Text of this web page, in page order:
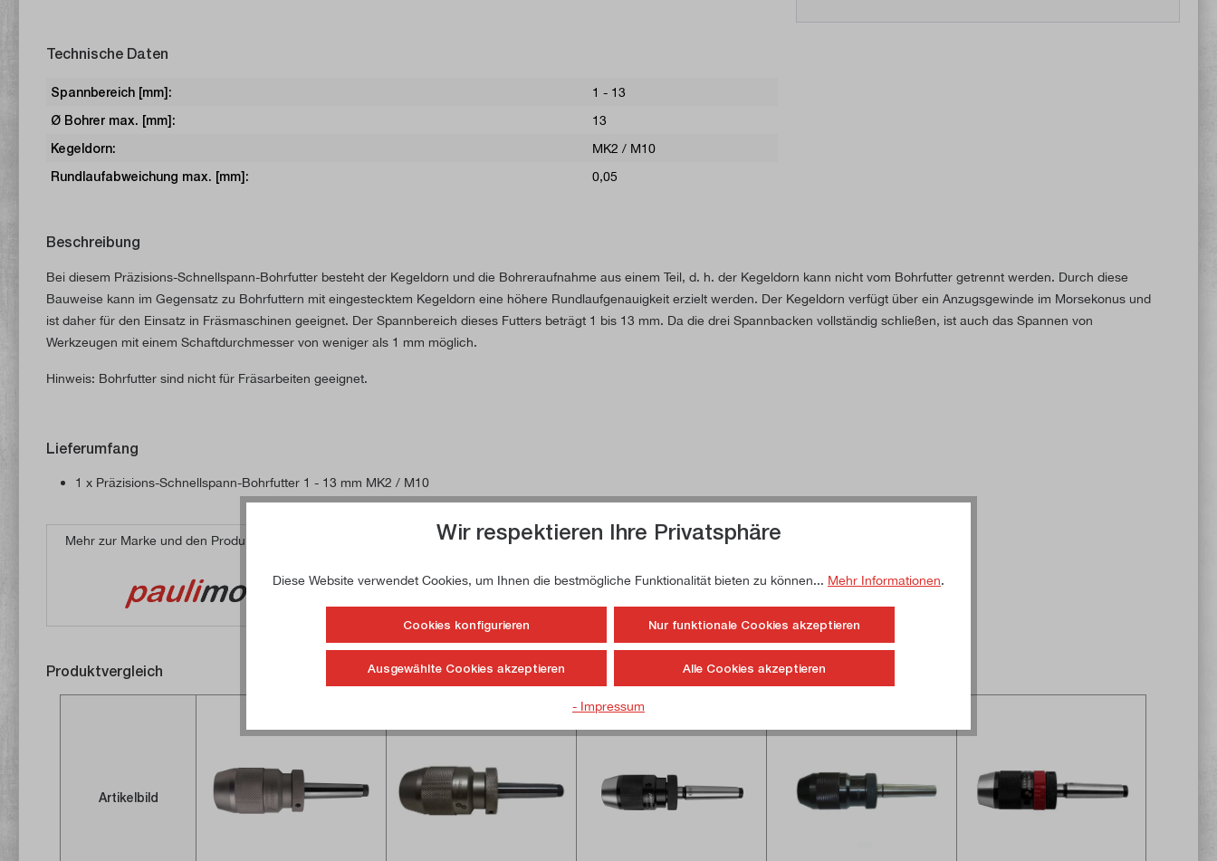
Technische Daten
Spannbereich [mm]:
1 - 13
Ø Bohrer max. [mm]:
13
Kegeldorn:
MK2 / M10
Rundlaufabweichung max. [mm]:
0,05
Beschreibung
Bei diesem Präzisions-Schnellspann-Bohrfutter besteht der Kegeldorn und die Bohreraufnahme aus einem Teil, d. h. der Kegeldorn kann nicht vom Bohrfutter getrennt werden. Durch diese
Bauweise kann im Gegensatz zu Bohrfuttern mit eingestecktem Kegeldorn eine höhere Rundlaufgenauigkeit erzielt werden. Der Kegeldorn verfügt über ein Anzugsgewinde im Morsekonus und
ist daher für den Einsatz in Fräsmaschinen geeignet. Der Spannbereich dieses Futters beträgt 1 bis 13 mm. Da die drei Spannbacken vollständig schließen, ist auch das Spannen von
Werkzeugen mit einem Schaftdurchmesser von weniger als 1 mm möglich.
Hinweis: Bohrfutter sind nicht für Fräsarbeiten geeignet.
Lieferumfang
1 x Präzisions-Schnellspann-Bohrfutter 1 - 13 mm MK2 / M10
Mehr zur Marke und den Produkten von Weitere Informationen zu unserer Profi-Linie
Produktvergleich
Artikelbild
Wir respektieren Ihre Privatsphäre
Diese Website verwendet Cookies, um Ihnen die bestmögliche Funktionalität bieten zu können... Mehr Informationen.
Cookies konfigurieren Nur funktionale Cookies akzeptieren
Ausgewählte Cookies akzeptieren Alle Cookies akzeptieren
- Impressum